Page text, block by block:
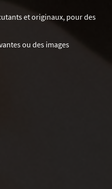
et originaux, pour des
ou des images